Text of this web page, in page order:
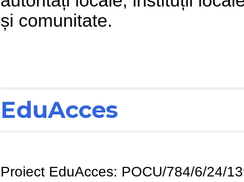
și comunitate.
EduAcces
Proiect EduAcces: POCU/784/6/24/